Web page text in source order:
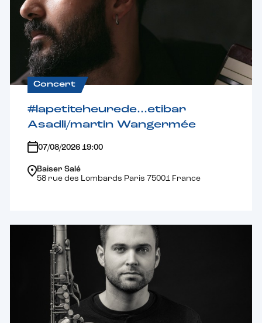
Concert
#lapetiteheurede…etibar
Asadli/martin Wangermée
07/08/2026 19:00
Baiser Salé
58 rue des Lombards Paris 75001 France